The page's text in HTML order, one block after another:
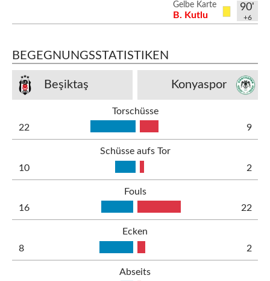
90'
+6
Gelbe Karte
B. Kutlu
BEGEGNUNGSSTATISTIKEN
Beşiktaş Konyaspor
Torschüsse
22
9
Schüsse aufs Tor
10
2
Fouls
16
22
Ecken
8
2
Abseits